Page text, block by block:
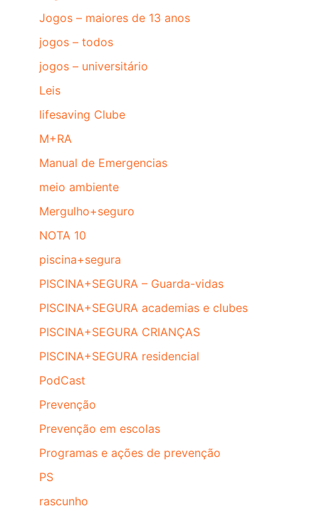
Jogos – maiores de 13 anos
jogos – todos
jogos – universitário
Leis
lifesaving Clube
M+RA
Manual de Emergencias
meio ambiente
Mergulho+seguro
NOTA 10
piscina+segura
PISCINA+SEGURA – Guarda-vidas
PISCINA+SEGURA academias e clubes
PISCINA+SEGURA CRIANÇAS
PISCINA+SEGURA residencial
PodCast
Prevenção
Prevenção em escolas
Programas e ações de prevenção
PS
rascunho